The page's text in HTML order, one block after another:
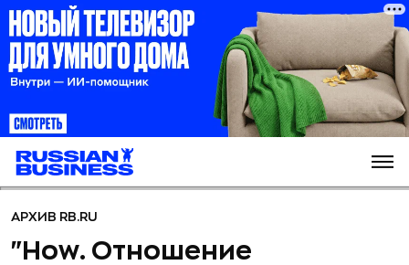
АРХИВ RB.RU
"How. Отношение